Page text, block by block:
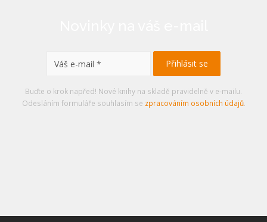
Buďte o krok napřed! Nové knihy na skladě pravidelně v e-mailu.
Odesláním formuláře souhlasím se zpracováním osobních údajů.